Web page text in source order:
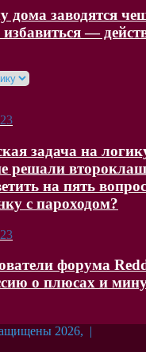
дома заводятся
избавиться —
задача на
решали
на пять
с пароходом?
форума
о плюсах и
2026, |